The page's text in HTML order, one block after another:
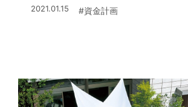
2021.01.15 #資金計画